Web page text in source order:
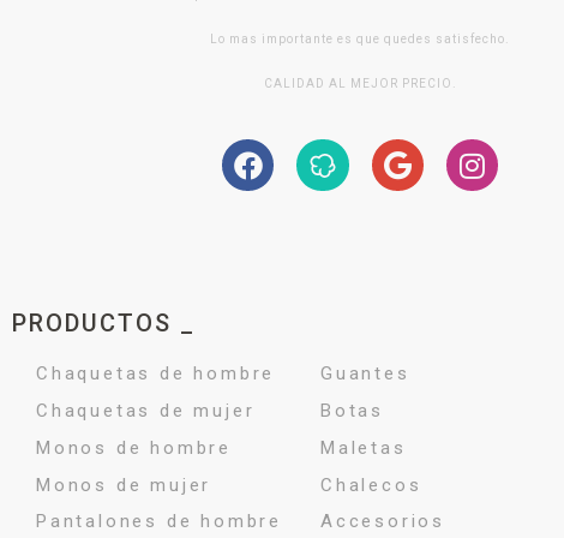
Lo mas importante es que quedes satisfecho.
CALIDAD AL MEJOR PRECIO.
PRODUCTOS _
Chaquetas de hombre
Chaquetas de mujer
Monos de hombre
Monos de mujer
Pantalones de hombre
Guantes
Botas
Maletas
Chalecos
Accesorios